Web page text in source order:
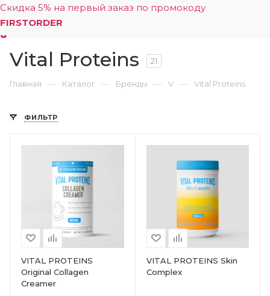
Скидка 5% на первый заказ по промокоду
FIRSTORDER
Vital Proteins 21
Главная — Каталог — Бренды — V — Vital Proteins
ФИЛЬТР
VITAL PROTEINS
Original Collagen
Creamer
VITAL PROTEINS Skin
Complex